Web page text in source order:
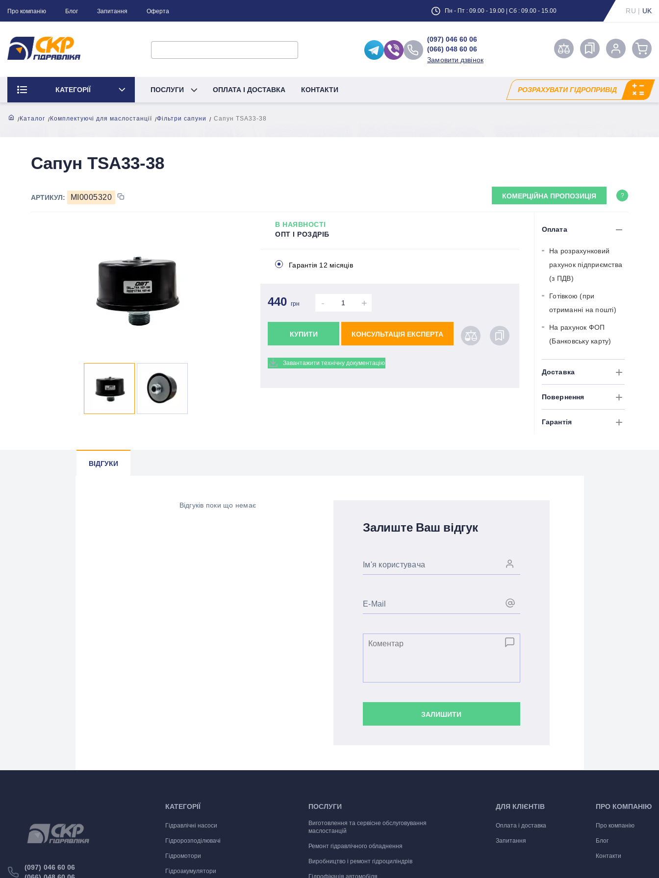
Про компанію Блог Запитання Оферта Пн - Пт : 09.00 - 19.00 | Сб : 09.00 - 15.00 RU | UK
(097) 046 60 06
(066) 048 60 06
Замовити дзвінок
КАТЕГОРІЇ ПОСЛУГИ ОПЛАТА І ДОСТАВКА КОНТАКТИ РОЗРАХУВАТИ ГІДРОПРИВІД
Каталог Комплектуючі для маслостанції Фільтри сапуни Сапун TSA33-38
Сапун TSA33-38
АРТИКУЛ: MI0005320 КОМЕРЦІЙНА ПРОПОЗИЦІЯ ?
В НАЯВНОСТІ
ОПТ І РОЗДРІБ
Гарантія 12 місяців
440 грн - +
КУПИТИ КОНСУЛЬТАЦІЯ ЕКСПЕРТА
Завантажити технічну документацію
Оплата
На розрахунковий
рахунок підприємства
(з ПДВ)
Готівкою (при
отриманні на пошті)
На рахунок ФОП
(Банковську карту)
Доставка
Повернення
Гарантія
ВІДГУКИ
Відгуків поки що немає
Залиште Ваш відгук
Ім'я користувача
E-Mail
ЗАЛИШИТИ
(097) 046 60 06
КАТЕГОРІЇ
Гідравлічні насоси
Гідророзподілювачі
Гідромотори
Гідроакумулятори
ПОСЛУГИ
Виготовлення та сервісне обслуговування
маслостанцій
Ремонт гідравлічного обладнення
Виробництво і ремонт гідроциліндрів
Гідрофікація автомобіля
ДЛЯ КЛІЄНТІВ
Оплата і доставка
Запитання
ПРО КОМПАНІЮ
Про компанію
Блог
Контакти